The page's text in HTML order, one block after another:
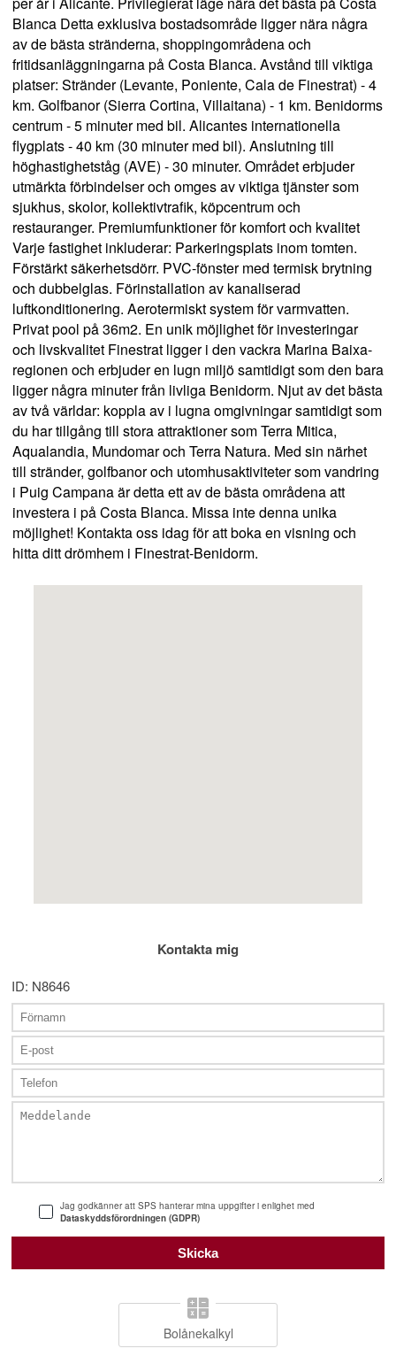
Blanca Detta exklusiva bostadsområde ligger nära några
av de bästa stränderna, shoppingområdena och
fritidsanläggningarna på Costa Blanca. Avstånd till viktiga
platser: Stränder (Levante, Poniente, Cala de Finestrat) - 4
km. Golfbanor (Sierra Cortina, Villaitana) - 1 km. Benidorms
centrum - 5 minuter med bil. Alicantes internationella
flygplats - 40 km (30 minuter med bil). Anslutning till
höghastighetståg (AVE) - 30 minuter. Området erbjuder
utmärkta förbindelser och omges av viktiga tjänster som
sjukhus, skolor, kollektivtrafik, köpcentrum och
restauranger. Premiumfunktioner för komfort och kvalitet
Varje fastighet inkluderar: Parkeringsplats inom tomten.
Förstärkt säkerhetsdörr. PVC-fönster med termisk brytning
och dubbelglas. Förinstallation av kanaliserad
luftkonditionering. Aerotermiskt system för varmvatten.
Privat pool på 36m2. En unik möjlighet för investeringar
och livskvalitet Finestrat ligger i den vackra Marina Baixa-
regionen och erbjuder en lugn miljö samtidigt som den bara
ligger några minuter från livliga Benidorm. Njut av det bästa
av två världar: koppla av i lugna omgivningar samtidigt som
du har tillgång till stora attraktioner som Terra Mitica,
Aqualandia, Mundomar och Terra Natura. Med sin närhet
till stränder, golfbanor och utomhusaktiviteter som vandring
i Puig Campana är detta ett av de bästa områdena att
investera i på Costa Blanca. Missa inte denna unika
möjlighet! Kontakta oss idag för att boka en visning och
hitta ditt drömhem i Finestrat-Benidorm.
Kontakta mig
ID: N8646
Jag godkänner att SPS hanterar mina uppgifter i enlighet med
Dataskyddsförordningen (GDPR)
Bolånekalkyl